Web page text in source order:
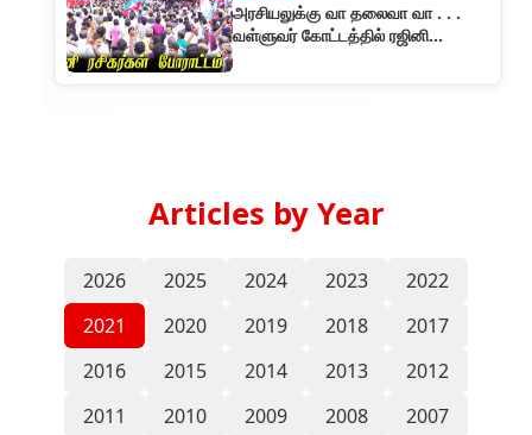
அரசியலுக்கு வா தலைவா வா . . .
வள்ளுவர் கோட்டத்தில் ரஜினி
Articles by Year
2026 2025 2024 2023
2022
2021
2020 2019 2018
2017
2016
2015 2014 2013
2012
2011
2010 2009 2008
2007